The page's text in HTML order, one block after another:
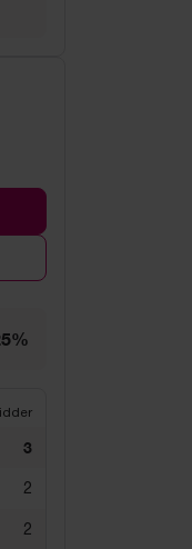
3
2
2